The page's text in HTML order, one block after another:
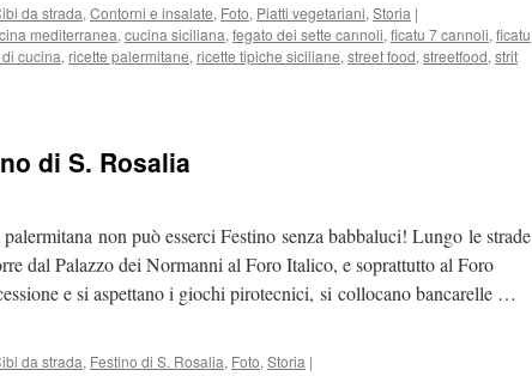
da strada, Contorni e insalate, Foto, Piatti vegetariani, Storia |
mediterranea, cucina siciliana, fegato dei sette cannoli, ficatu 7 cannoli, ficatu
cucina, ricette palermitane, ricette tipiche siciliane, street food, streetfood, strit
di S. Rosalia
non può esserci Festino senza babbaluci! Lungo le strade
dal Palazzo dei Normanni al Foro Italico, e soprattutto al Foro
e si aspettano i giochi pirotecnici, si collocano bancarelle …
da strada, Festino di S. Rosalia, Foto, Storia |